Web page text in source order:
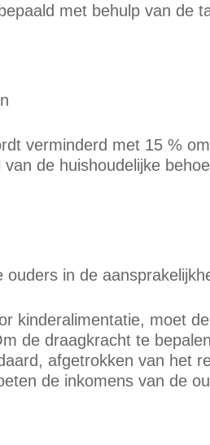
met behulp van de
verminderd met 15 %
de huishoudelijke
in de
kinderalimentatie, moet
de draagkracht te
afgetrokken van het
de inkomens van de